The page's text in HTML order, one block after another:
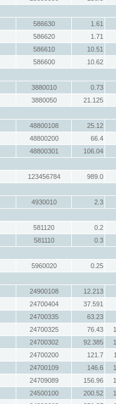
586630
1.61
586620
1.71
586610
10.51
586600
10.62
3880010
0.73
3880050
21.125
48800108
25.12
48800200
66.4
48800301
106.04
123456784
989.0
4930010
2.3
581120
0.2
581110
0.3
5960020
0.25
24900108
12.213
24700404
37.591
24700335
63.23
24700325 76.43
24700302 92.385
24700200 121.7
24700109 146.6
24709089 156.96
24500100 200.52